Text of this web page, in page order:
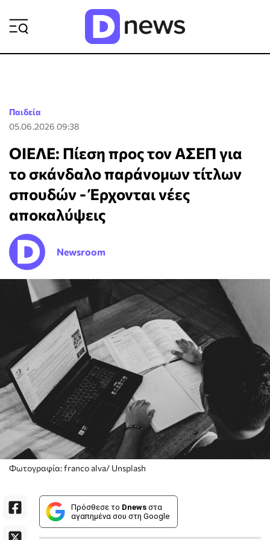
Παιδεία
05.06.2026 09:38
ΟΙΕΛΕ: Πίεση προς τον ΑΣΕΠ για
το σκάνδαλο παράνομων τίτλων
σπουδών - Έρχονται νέες
αποκαλύψεις
Newsroom
Φωτογραφία: franco alva/ Unsplash
Πρόσθεσε το Dnews στα
αγαπημένα σου στη Google